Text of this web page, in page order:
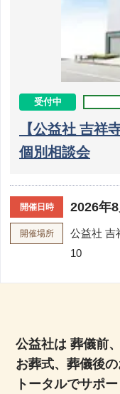
受付中
【公益社 吉祥
個別相談会
開催日時 2026年
開催場所 公益社 吉
10
公益社は 葬儀前、
お葬式、葬儀後
トータルでサポー